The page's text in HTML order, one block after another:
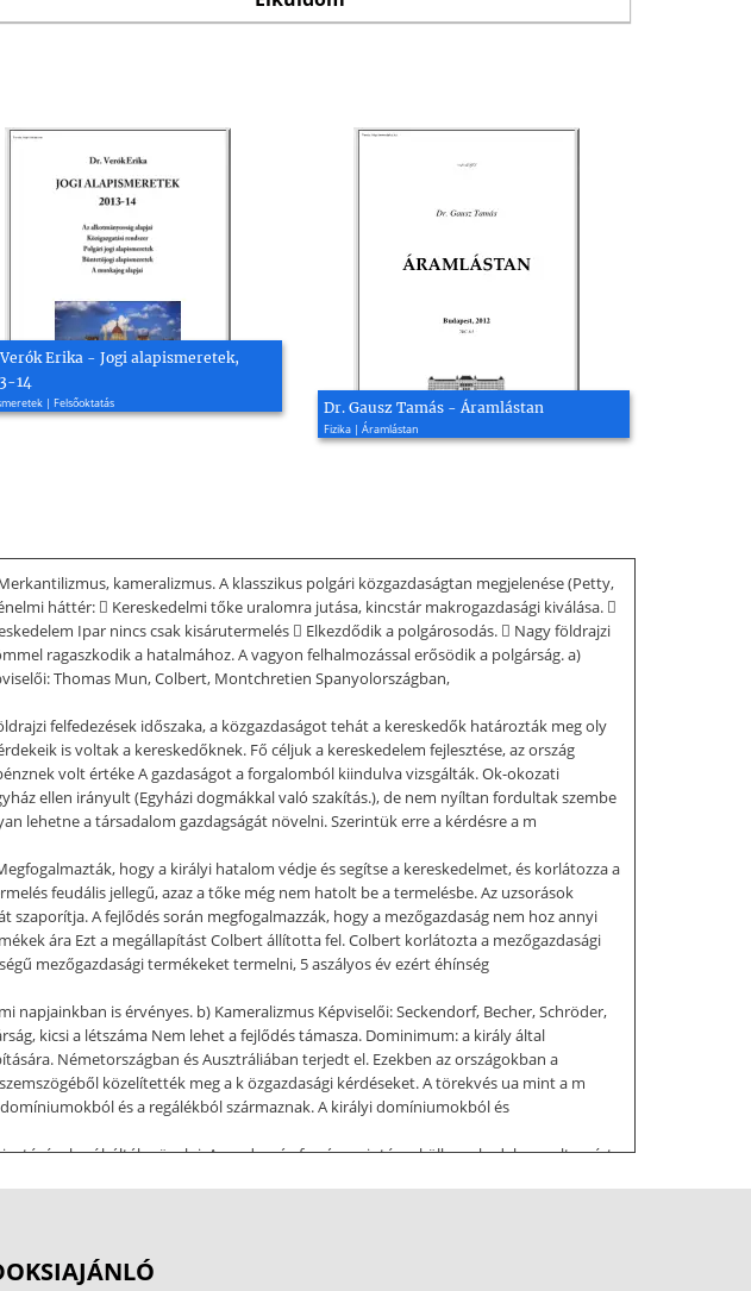
Erika - Jogi alapismeretek,
14
| Felsőoktatás Dr. Gausz Tamás - Áramlástan
Fizika | Áramlástan
kameralizmus. A klasszikus polgári közgazdaságtan megjelenése (Petty,
háttér:  Kereskedelmi tőke uralomra jutása, kincstár makrogazdasági kiválása. 
Ipar nincs csak kisárutermelés  Elkezdődik a polgárosodás.  Nagy földrajzi
ragaszkodik a hatalmához. A vagyon felhalmozással erősödik a polgárság. a)
Thomas Mun, Colbert, Montchretien Spanyolországban,
felfedezések időszaka, a közgazdaságot tehát a kereskedők határozták meg oly
is voltak a kereskedőknek. Fő céljuk a kereskedelem fejlesztése, az ország
volt értéke A gazdaságot a forgalomból kiindulva vizsgálták. Ok-okozati
ellen irányult (Egyházi dogmákkal való szakítás.), de nem nyíltan fordultak szembe
lehetne a társadalom gazdagságát növelni. Szerintük erre a kérdésre a m
hogy a királyi hatalom védje és segítse a kereskedelmet, és korlátozza a
feudális jellegű, azaz a tőke még nem hatolt be a termelésbe. Az uzsorások
A fejlődés során megfogalmazzák, hogy a mezőgazdaság nem hoz annyi
ára Ezt a megállapítást Colbert állította fel. Colbert korlátozta a mezőgazdasági
mezőgazdasági termékeket termelni, 5 aszályos év ezért éhínség
is érvényes. b) Kameralizmus Képviselői: Seckendorf, Becher, Schröder,
kicsi a létszáma Nem lehet a fejlődés támasza. Dominimum: a király által
Németországban és Ausztráliában terjedt el. Ezekben az országokban a
közelítették meg a k özgazdasági kérdéseket. A törekvés ua mint a m
és a regálékból származnak. A királyi domíniumokból és
próbálták növelni. A gazdagság forrása szintén a külkereskedelem volt, ezért
hatalomra jut a polgárság  Az